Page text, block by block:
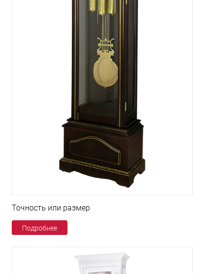
Точность или размер
Подробнее